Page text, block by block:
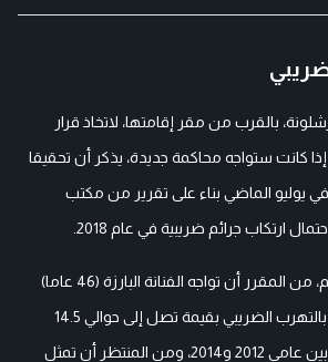
بالقرب من مقر إقامتها، لاتخاذ قرار
كانت ستواجه محاكمة جديدة، يذكر أن تحقيقا
في يوليو الماضي بناء على تقرير من مكتب
ارتكاب جرائم ضريبية في عام 2018.
وبالإضافة إلى هذه التهم، من المقرر أن تواجه الفنانة البارزة (46 عاما)
اتهامات منفصلة تتعلق بالتهرب الضريبي بقيمة تصل إلى حوالي 14.5
مليون يورو خلال الفترة بين عامي 2012 و2014، ومن المنتظر أن تمثل